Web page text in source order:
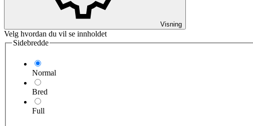
Visning
Velg hvordan du vil se innholdet
Sidebredde
Normal
Bred
Full